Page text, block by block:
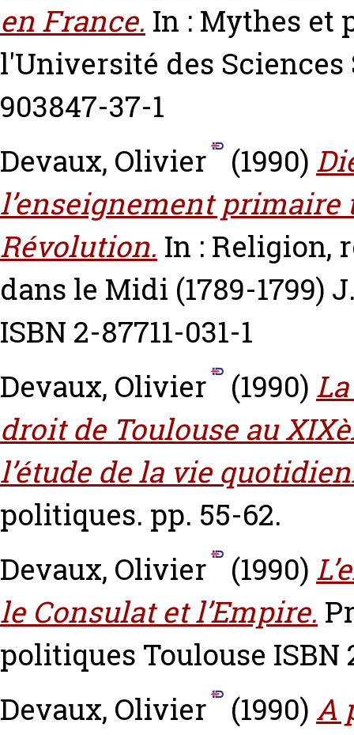
en France. In : Mythes et
l'Université des Sciences
903847-37-1
Devaux, Olivier
(1990)
l’enseignement
Révolution. In : Religion,
dans le Midi (1789-1799)
ISBN 2-87711-031-1
Devaux, Olivier
(1990)
droit de Toulouse au
l’étude de la vie
politiques. pp. 55-62.
Devaux, Olivier
(1990)
le Consulat et l’Empire.
politiques Toulouse ISBN
Devaux, Olivier
(1990) A